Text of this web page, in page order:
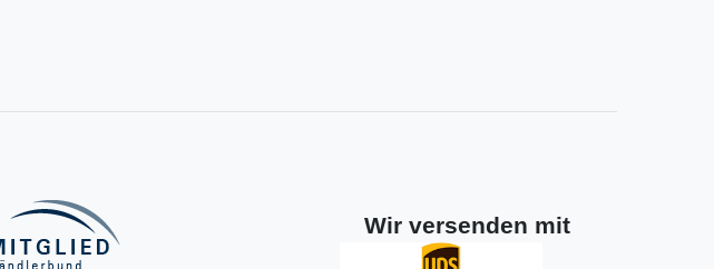
Wir versenden mit